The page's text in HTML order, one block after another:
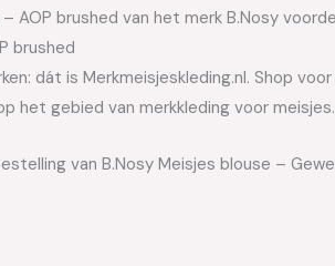
brushed van het merk B.Nosy
brushed
dát is Merkmeisjeskleding.nl. Shop voor
het gebied van merkkleding voor meisjes.
van B.Nosy Meisjes blouse –